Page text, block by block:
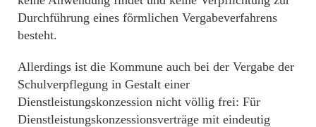
Durchführung eines förmlichen Vergabeverfahrens
besteht.
Allerdings ist die Kommune auch bei der Vergabe der
Schulverpflegung in Gestalt einer
Dienstleistungskonzession nicht völlig frei: Für
Dienstleistungskonzessionsverträge mit eindeutig